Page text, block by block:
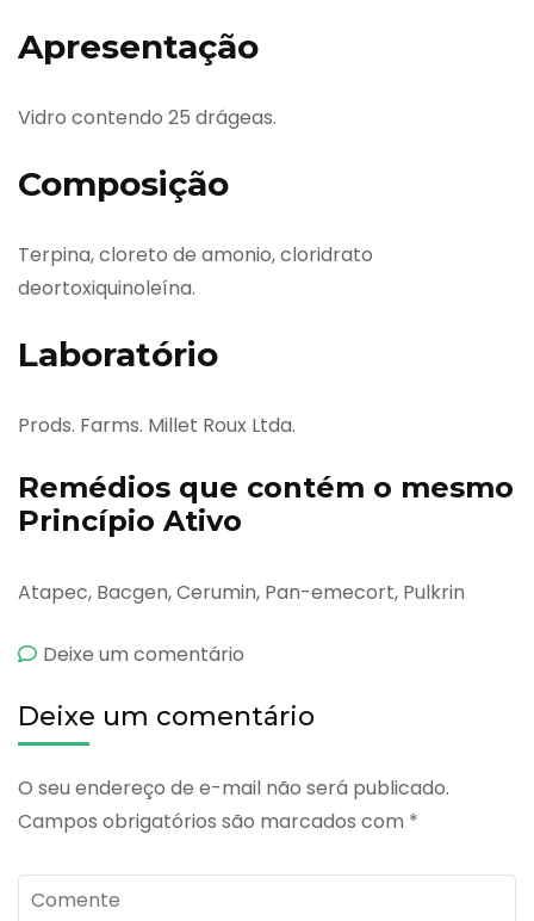
Apresentação
Vidro contendo 25 drágeas.
Composição
Terpina, cloreto de amonio, cloridrato
deortoxiquinoleína.
Laboratório
Prods. Farms. Millet Roux Ltda.
Remédios que contém o mesmo
Princípio Ativo
Atapec, Bacgen, Cerumin, Pan-emecort, Pulkrin
Deixe um comentário
Deixe um comentário
O seu endereço de e-mail não será publicado.
Campos obrigatórios são marcados com *
Comente